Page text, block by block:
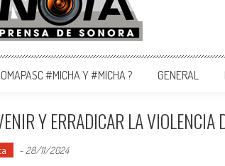
Prensa De Sonora
día
#MICHA Y #MICHA ? GENERAL
Y ERRADICAR LA VIOLENCIA
- 28/11/2024